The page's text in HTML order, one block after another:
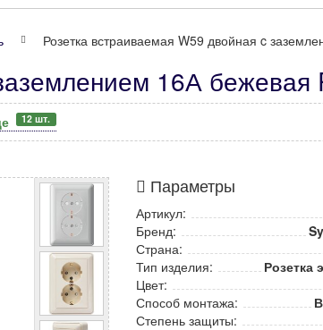
Розетка встраиваемая W59 двойная c
16А
12 шт.
Параметры
Артикул:
Бренд:
Страна:
Тип изделия:
Розетка
Цвет:
Способ монтажа:
Степень защиты: